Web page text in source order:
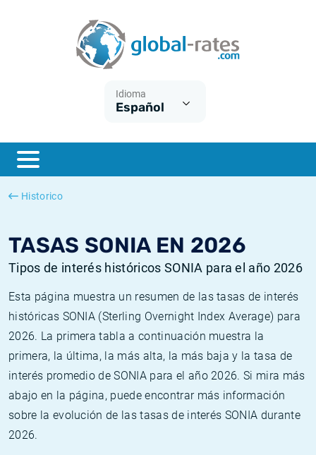
Idioma
Español
Historico
TASAS SONIA EN 2026
Tipos de interés históricos SONIA para el año 2026
Esta página muestra un resumen de las tasas de interés
históricas SONIA (Sterling Overnight Index Average) para
2026. La primera tabla a continuación muestra la
primera, la última, la más alta, la más baja y la tasa de
interés promedio de SONIA para el año 2026. Si mira más
abajo en la página, puede encontrar más información
sobre la evolución de las tasas de interés SONIA durante
2026.
ESTER
SONIA
¿Qué es la inflación IPC?
¿Qué es la inflación IPCA?
Inflación Español - IPC
Inflación Estadounidense
Euribor - histórico
SOFR - histórico
TONAR - histórico
Calculadora de inflación